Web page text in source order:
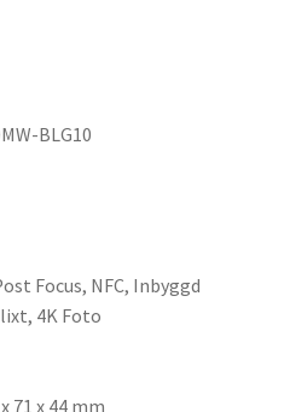
BLG10
Focus, NFC, Inbyggd
4K Foto
71 x 44 mm